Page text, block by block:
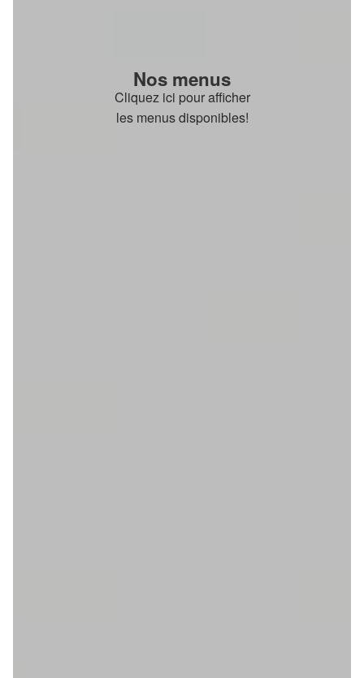
Nos menus
Cliquez ici pour afficher
les menus disponibles!